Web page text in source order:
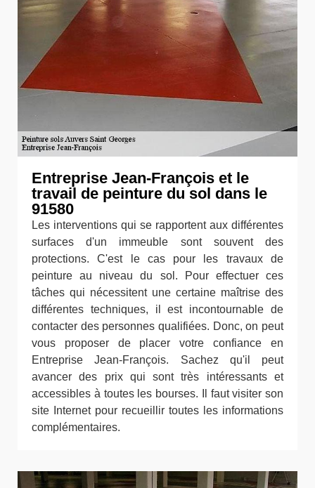
Entreprise Jean-François et le
travail de peinture du sol dans le
91580
Les interventions qui se rapportent aux différentes
surfaces d'un immeuble sont souvent des
protections. C'est le cas pour les travaux de
peinture au niveau du sol. Pour effectuer ces
tâches qui nécessitent une certaine maîtrise des
différentes techniques, il est incontournable de
contacter des personnes qualifiées. Donc, on peut
vous proposer de placer votre confiance en
Entreprise Jean-François. Sachez qu'il peut
avancer des prix qui sont très intéressants et
accessibles à toutes les bourses. Il faut visiter son
site Internet pour recueillir toutes les informations
complémentaires.